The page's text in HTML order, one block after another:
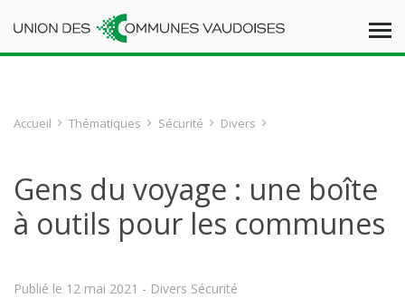
Accueil Thématiques Sécurité Divers
Gens du voyage : une boîte
à outils pour les communes
Publié le 12 mai 2021 - Divers Sécurité